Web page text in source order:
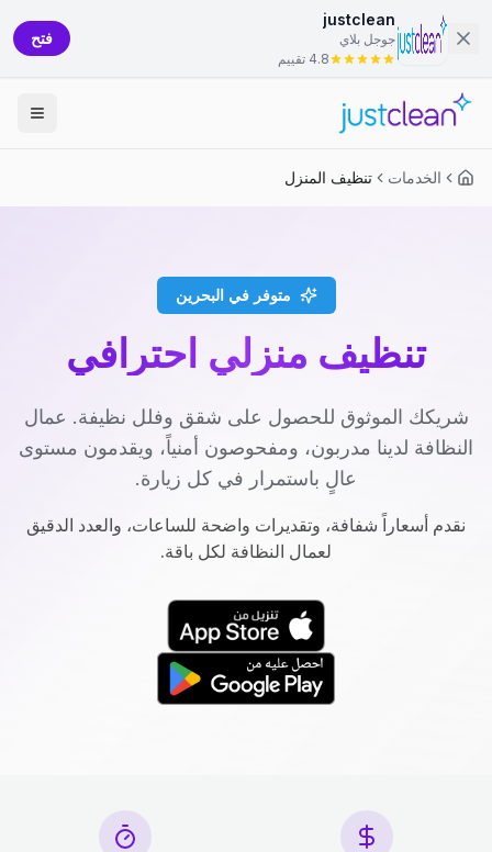
justclean
جوجل بلاي
4.8 تقييم
فتح
الخدمات تنظيف المنزل
متوفر في البحرين
تنظيف منزلي احترافي
شريكك الموثوق للحصول على شقق وفلل نظيفة. عمال
النظافة لدينا مدربون، ومفحوصون أمنياً، ويقدمون مستوى
عالٍ باستمرار في كل زيارة.
نقدم أسعاراً شفافة، وتقديرات واضحة للساعات، والعدد الدقيق
لعمال النظافة لكل باقة.